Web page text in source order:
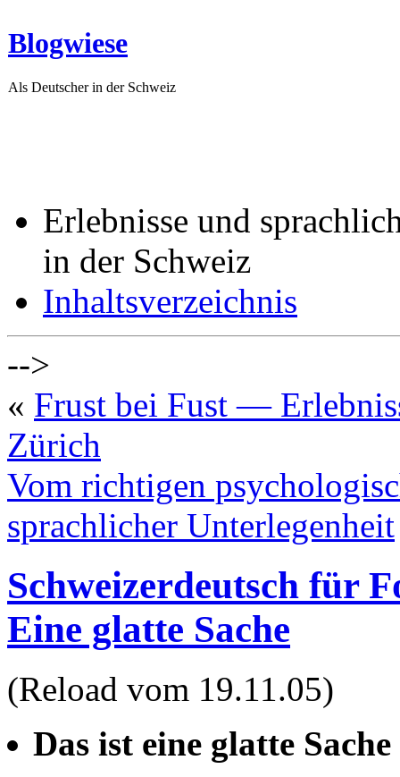
Blogwiese
Als Deutscher in der Schweiz
Erlebnisse und
in der Schweiz
Inhaltsverzeichnis
-->
« Frust bei Fust —
Zürich
Vom richtigen
sprachlicher Unterlegenheit
Schweizerdeutsch für
Eine glatte Sache
(Reload vom 19.11.05)
Das ist eine glatte Sache